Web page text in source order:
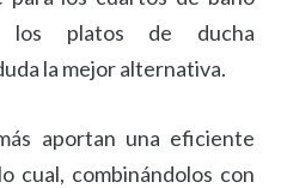
los platos de ducha
la mejor alternativa.
aportan una eficiente
cual, combinándolos con